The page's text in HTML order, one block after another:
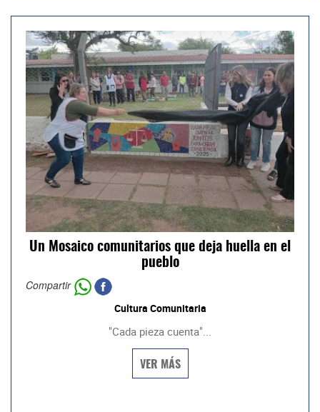
Un Mosaico comunitarios que deja huella en el
pueblo
Compartir
Cultura Comunitaria
"Cada pieza cuenta"...
VER MÁS